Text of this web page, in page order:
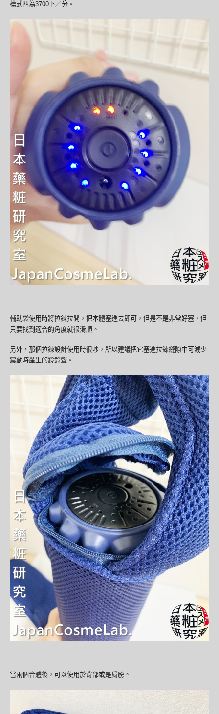
模式四為3700下／分。
輔助袋使用時將拉鍊拉開，把本體塞進去即可，但是不是非常好塞，但
只要找到適合的角度就很滑順。
另外，那個拉鍊設計使用時很吵，所以建議把它塞進拉鍊縫隙中可減少
震動時產生的鈴鈴聲。
當兩個合體後，可以使用於背部或是肩膀。